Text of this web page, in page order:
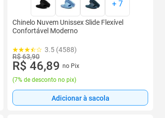
+ 7
Chinelo Nuvem Unissex Slide Flexível
Confortável Moderno
3.5 (4588)
R$ 63,90
R$ 46,89 no Pix
(7% de desconto no pix)
Adicionar à sacola